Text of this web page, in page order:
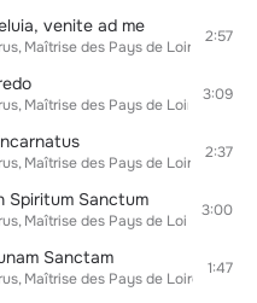
venite ad me
Maîtrise des Pays de Loire
2:57
Maîtrise des Pays de Loire
3:09
Maîtrise des Pays de Loire
2:37
Spiritum Sanctum
Maîtrise des Pays de Loire
3:00
Sanctam
Maîtrise des Pays de Loire
1:47